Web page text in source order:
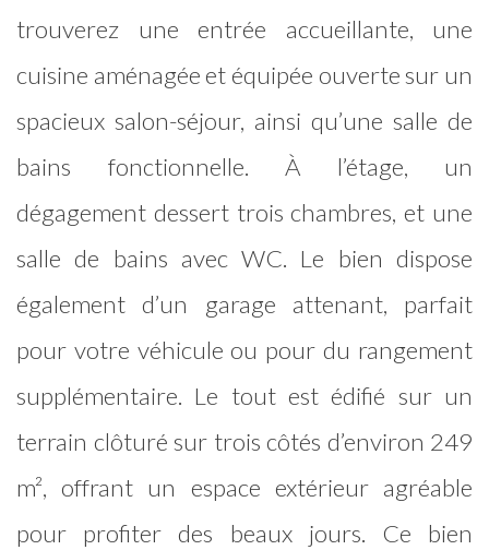
trouverez une entrée accueillante, une
cuisine aménagée et équipée ouverte sur un
spacieux salon-séjour, ainsi qu’une salle de
bains fonctionnelle. À l’étage, un
dégagement dessert trois chambres, et une
salle de bains avec WC. Le bien dispose
également d’un garage attenant, parfait
pour votre véhicule ou pour du rangement
supplémentaire. Le tout est édifié sur un
terrain clôturé sur trois côtés d’environ 249
m², offrant un espace extérieur agréable
pour profiter des beaux jours. Ce bien